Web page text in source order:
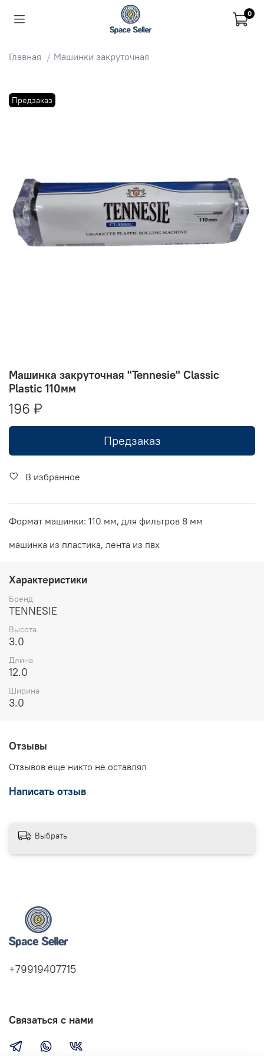
0
Главная Машинки закруточная
Предзаказ
Машинка закруточная "Tennesie" Classic
Plastic 110мм
196 ₽
Предзаказ
В избранное
Формат машинки: 110 мм, для фильтров 8 мм
машинка из пластика, лента из пвх
Характеристики
Бренд
TENNESIE
Высота
3.0
Длина
12.0
Ширина
3.0
Отзывы
Отзывов еще никто не оставлял
Написать отзыв
Выбрать
+79919407715
Связаться с нами